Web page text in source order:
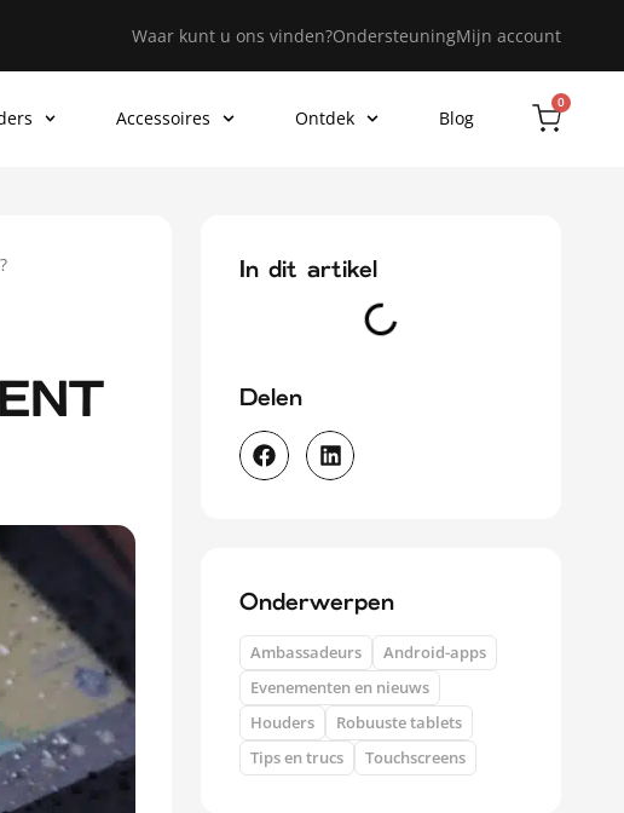
Waar kunt u ons vinden?OndersteuningMijn account
Accessoires Ontdek Blog
0
In dit artikel
Delen
Onderwerpen
Ambassadeurs
Android-apps
Evenementen en nieuws
Houders
Robuuste tablets
Tips en trucs
Touchscreens